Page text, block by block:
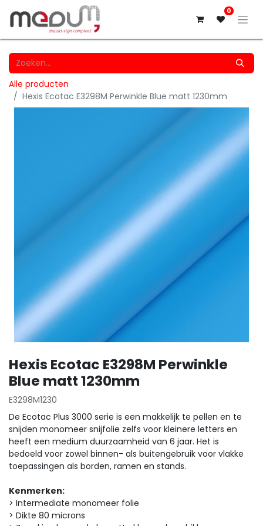
0
Alle producten
Hexis Ecotac E3298M Perwinkle Blue matt 1230mm
Hexis Ecotac E3298M Perwinkle
Blue matt 1230mm
E3298M1230
De Ecotac Plus 3000 serie is een makkelijk te pellen en te
snijden monomeer snijfolie zelfs voor kleinere letters en
heeft een medium duurzaamheid van 6 jaar. Het is
bedoeld voor zowel binnen- als buitengebruik voor vlakke
toepassingen als borden, ramen en stands.
Kenmerken:
> Intermediate monomeer folie
> Dikte 80 microns